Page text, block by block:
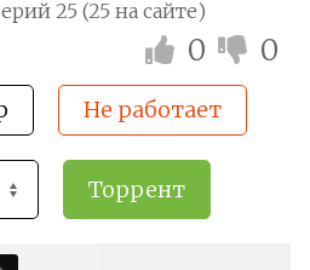
25 (25 на сайте)
0 0
Не работает
Торрент